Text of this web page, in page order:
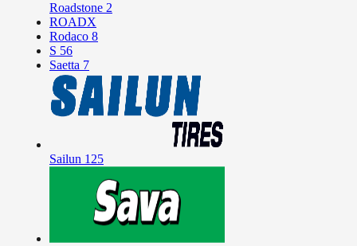
Roadstone 2
ROADX
Rodaco 8
S 56
Saetta 7
Sailun 125